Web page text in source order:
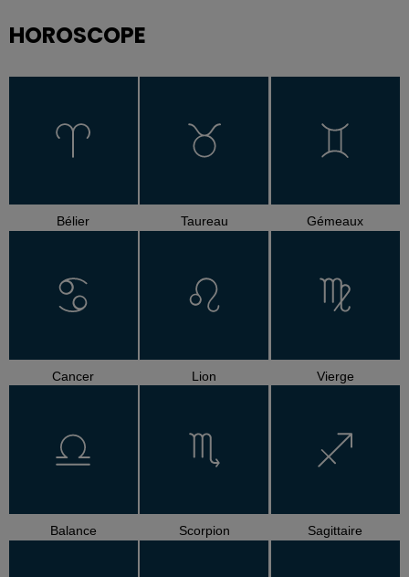
HOROSCOPE
Bélier Taureau Gémeaux
Cancer Lion Vierge
Balance Scorpion Sagittaire